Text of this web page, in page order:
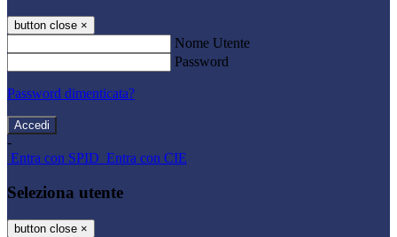
button close ×
Nome Utente
Password
Password dimenticata?
-
Entra con SPID Entra con CIE
Seleziona utente
button close ×